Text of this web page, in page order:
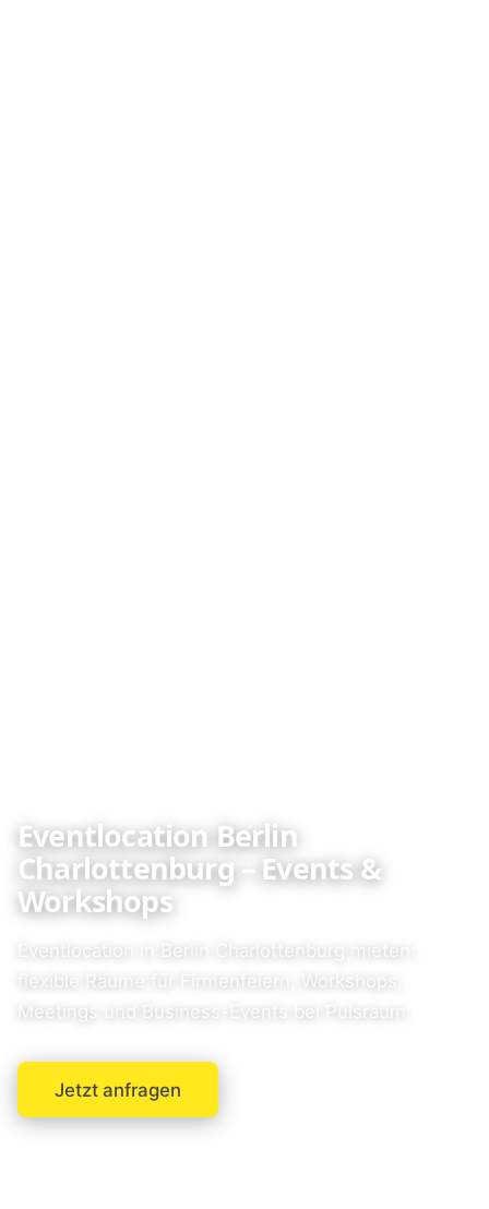
Eventlocation Berlin
Charlottenburg – Events &
Workshops
Eventlocation in Berlin Charlottenburg mieten:
flexible Räume für Firmenfeiern, Workshops,
Meetings und Business-Events bei Pulsraum.
Jetzt anfragen